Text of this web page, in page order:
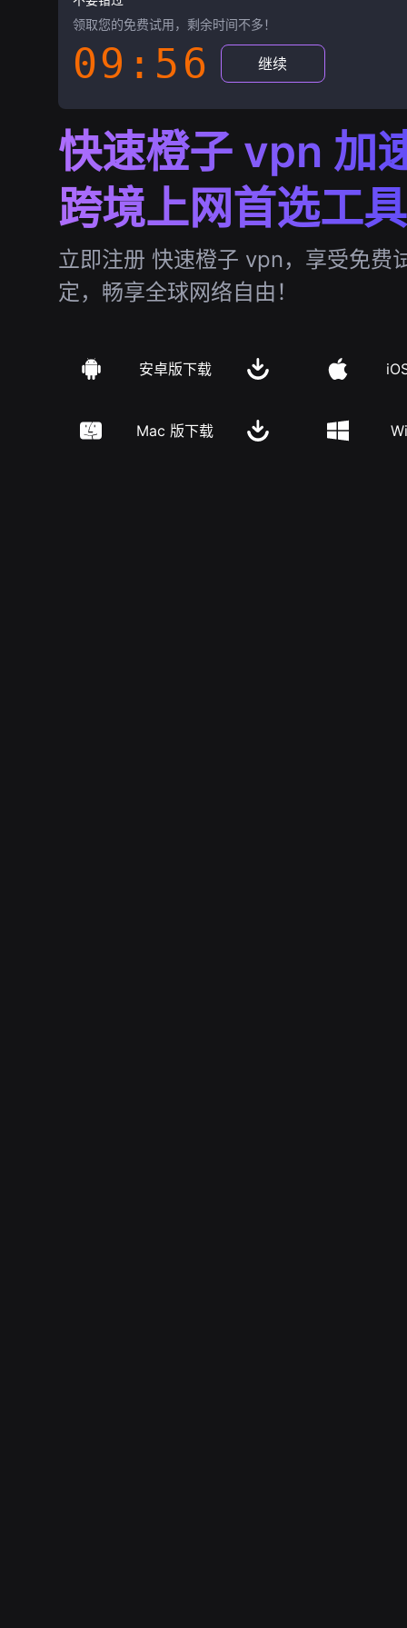
领取您的免费试用，剩余时间不多！
09:55 继续
快速橙子 vpn 加
跨境上网首选工具
立即注册 快速橙子 vpn，享受免费
定，畅享全球网络自由！
安卓版下载
Mac 版下载